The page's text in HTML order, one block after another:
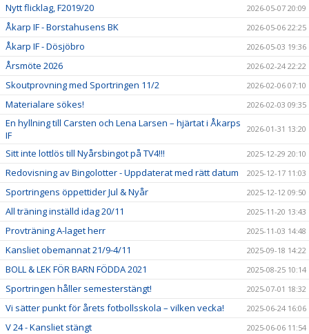
Nytt flicklag, F2019/20 2026-05-07 20:09
Åkarp IF - Borstahusens BK 2026-05-06 22:25
Åkarp IF - Dösjöbro 2026-05-03 19:36
Årsmöte 2026 2026-02-24 22:22
Skoutprovning med Sportringen 11/2 2026-02-06 07:10
Materialare sökes! 2026-02-03 09:35
En hyllning till Carsten och Lena Larsen – hjärtat i Åkarps
IF
2026-01-31 13:20
Sitt inte lottlös till Nyårsbingot på TV4!!! 2025-12-29 20:10
Redovisning av Bingolotter - Uppdaterat med rätt datum 2025-12-17 11:03
Sportringens öppettider Jul & Nyår 2025-12-12 09:50
All träning inställd idag 20/11 2025-11-20 13:43
Provträning A-laget herr 2025-11-03 14:48
Kansliet obemannat 21/9-4/11 2025-09-18 14:22
BOLL & LEK FÖR BARN FÖDDA 2021 2025-08-25 10:14
Sportringen håller semesterstängt! 2025-07-01 18:32
Vi sätter punkt för årets fotbollsskola – vilken vecka! 2025-06-24 16:06
V 24 - Kansliet stängt 2025-06-06 11:54